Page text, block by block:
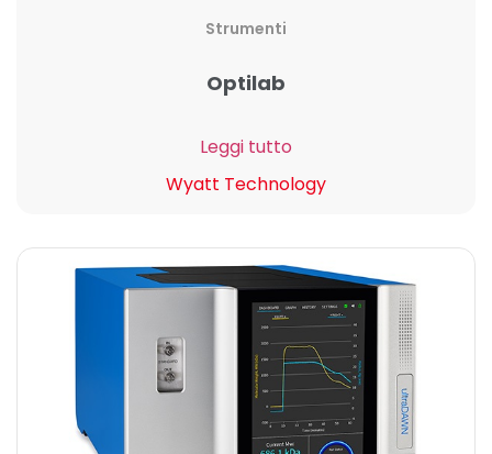
Strumenti
Optilab
Leggi tutto
Wyatt Technology